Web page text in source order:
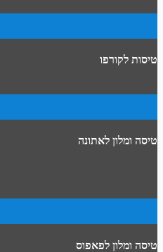
טיסות לקורפו
טיסה ומלון לאתונה
טיסה ומלון לפאפוס